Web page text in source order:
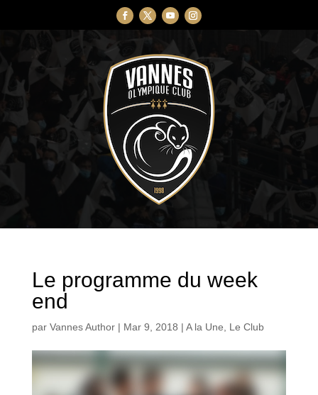
Le programme du week
end
par Vannes Author| Mar 9, 2018 | A la Une, Le Club